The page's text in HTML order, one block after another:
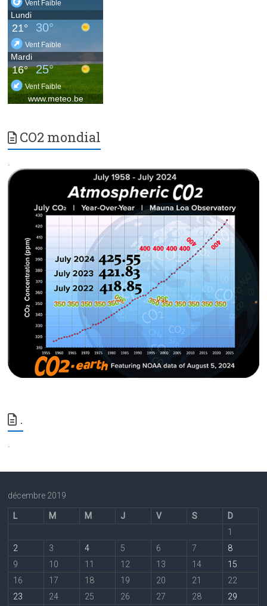
CO2 mondial
.
.
.
décembre 2019
L M M J V S
D
1
2
3 4 5 6 7
8
9
10 11 12 13 14
15
16
17 18 19 20 21
22
23
24 25 26 27 28 29